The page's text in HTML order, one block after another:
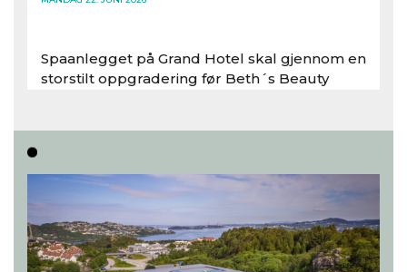
Spaanlegget på Grand Hotel skal gjennom en
storstilt oppgradering før Beth´s Beauty
Les hele artikkelen